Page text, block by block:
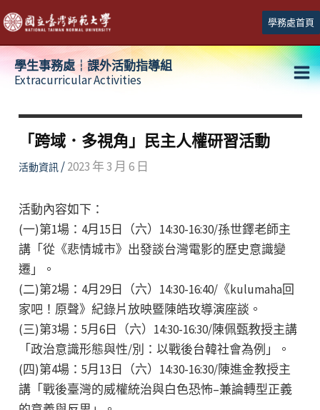
跳
至
主
學務處首頁
學生事務處┆課外活動指導組
Extracurricular Activities
「跨域．多視角」民主人權研習活動
活動資訊/2023 年 3 月 6 日
活動內容如下：
(一)第1場：4月15日（六）14:30-16:30/孫世鐸老師主
講「從《悲情城市》出發談台灣電影的歷史意識變
遷」。
(二)第2場：4月29日（六）14:30-16:40/《kulumaha回
家吧！原聲》紀錄片放映暨陳皓玫導演座談。
(三)第3場：5月6日（六）14:30-16:30/陳佩甄教授主講
「政治意識形態與性/別：以戰後台韓社會為例」。
(四)第4場：5月13日（六）14:30-16:30/陳進金教授主
講「戰後臺灣的威權統治與白色恐怖–兼論轉型正義